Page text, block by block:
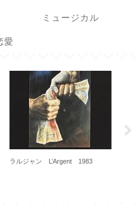
ミュージカル
愛
ラルジャン L’Argent 1983